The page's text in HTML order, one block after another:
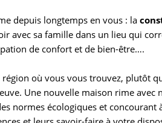
depuis longtemps en vous : la
avec sa famille dans un lieu qui
de confort et de bien-être….
région où vous vous trouvez, plutôt
Une nouvelle maison rime
normes écologiques et